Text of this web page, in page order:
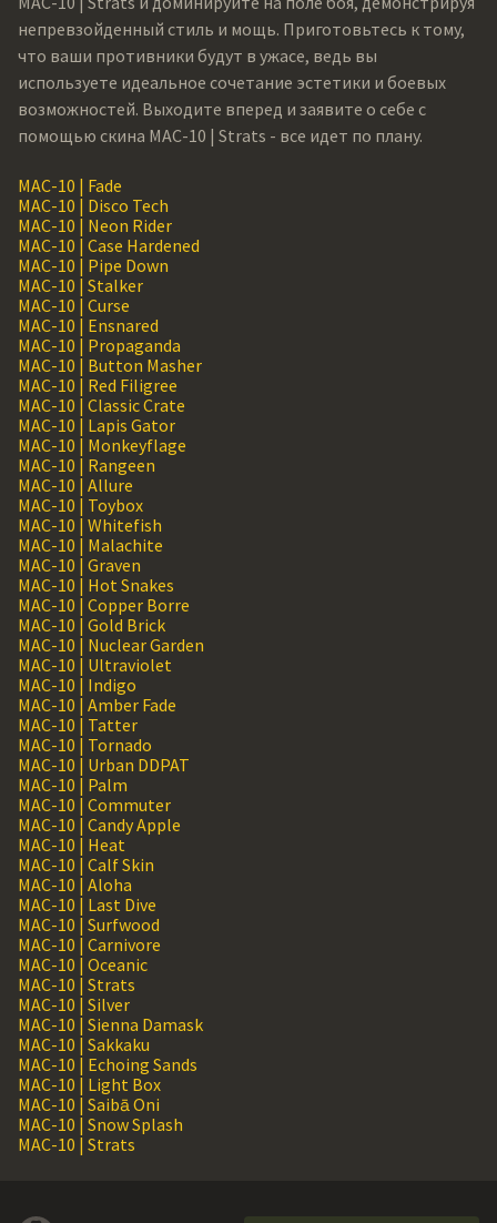
непревзойденный стиль и мощь. Приготовьтесь к тому,
что ваши противники будут в ужасе, ведь вы
используете идеальное сочетание эстетики и боевых
возможностей. Выходите вперед и заявите о себе с
помощью скина MAC-10 | Strats - все идет по плану.
MAC-10 | Fade
MAC-10 | Disco Tech
MAC-10 | Neon Rider
MAC-10 | Case Hardened
MAC-10 | Pipe Down
MAC-10 | Stalker
MAC-10 | Curse
MAC-10 | Ensnared
MAC-10 | Propaganda
MAC-10 | Button Masher
MAC-10 | Red Filigree
MAC-10 | Classic Crate
MAC-10 | Lapis Gator
MAC-10 | Monkeyflage
MAC-10 | Rangeen
MAC-10 | Allure
MAC-10 | Toybox
MAC-10 | Whitefish
MAC-10 | Malachite
MAC-10 | Graven
MAC-10 | Hot Snakes
MAC-10 | Copper Borre
MAC-10 | Gold Brick
MAC-10 | Nuclear Garden
MAC-10 | Ultraviolet
MAC-10 | Indigo
MAC-10 | Amber Fade
MAC-10 | Tatter
MAC-10 | Tornado
MAC-10 | Urban DDPAT
MAC-10 | Palm
MAC-10 | Commuter
MAC-10 | Candy Apple
MAC-10 | Heat
MAC-10 | Calf Skin
MAC-10 | Aloha
MAC-10 | Last Dive
MAC-10 | Surfwood
MAC-10 | Carnivore
MAC-10 | Oceanic
MAC-10 | Strats
MAC-10 | Silver
MAC-10 | Sienna Damask
MAC-10 | Sakkaku
MAC-10 | Echoing Sands
MAC-10 | Light Box
MAC-10 | Saibā Oni
MAC-10 | Snow Splash
MAC-10 | Strats